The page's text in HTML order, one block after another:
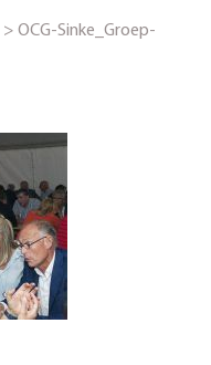
> OCG-Sinke_Groep-